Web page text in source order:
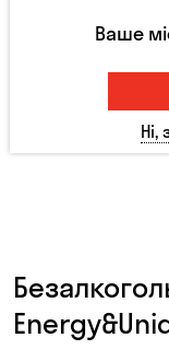
Ваше
Ні,